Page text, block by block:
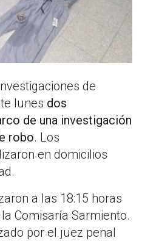
de
lunes dos
de una investigación
robo. Los
en domicilios
a las 18:15 horas
Comisaría Sarmiento.
por el juez penal